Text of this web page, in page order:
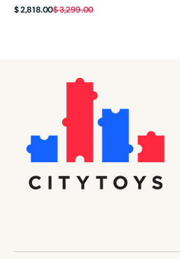
Sale
$ 2,818.00
Regular
$ 3,299.00